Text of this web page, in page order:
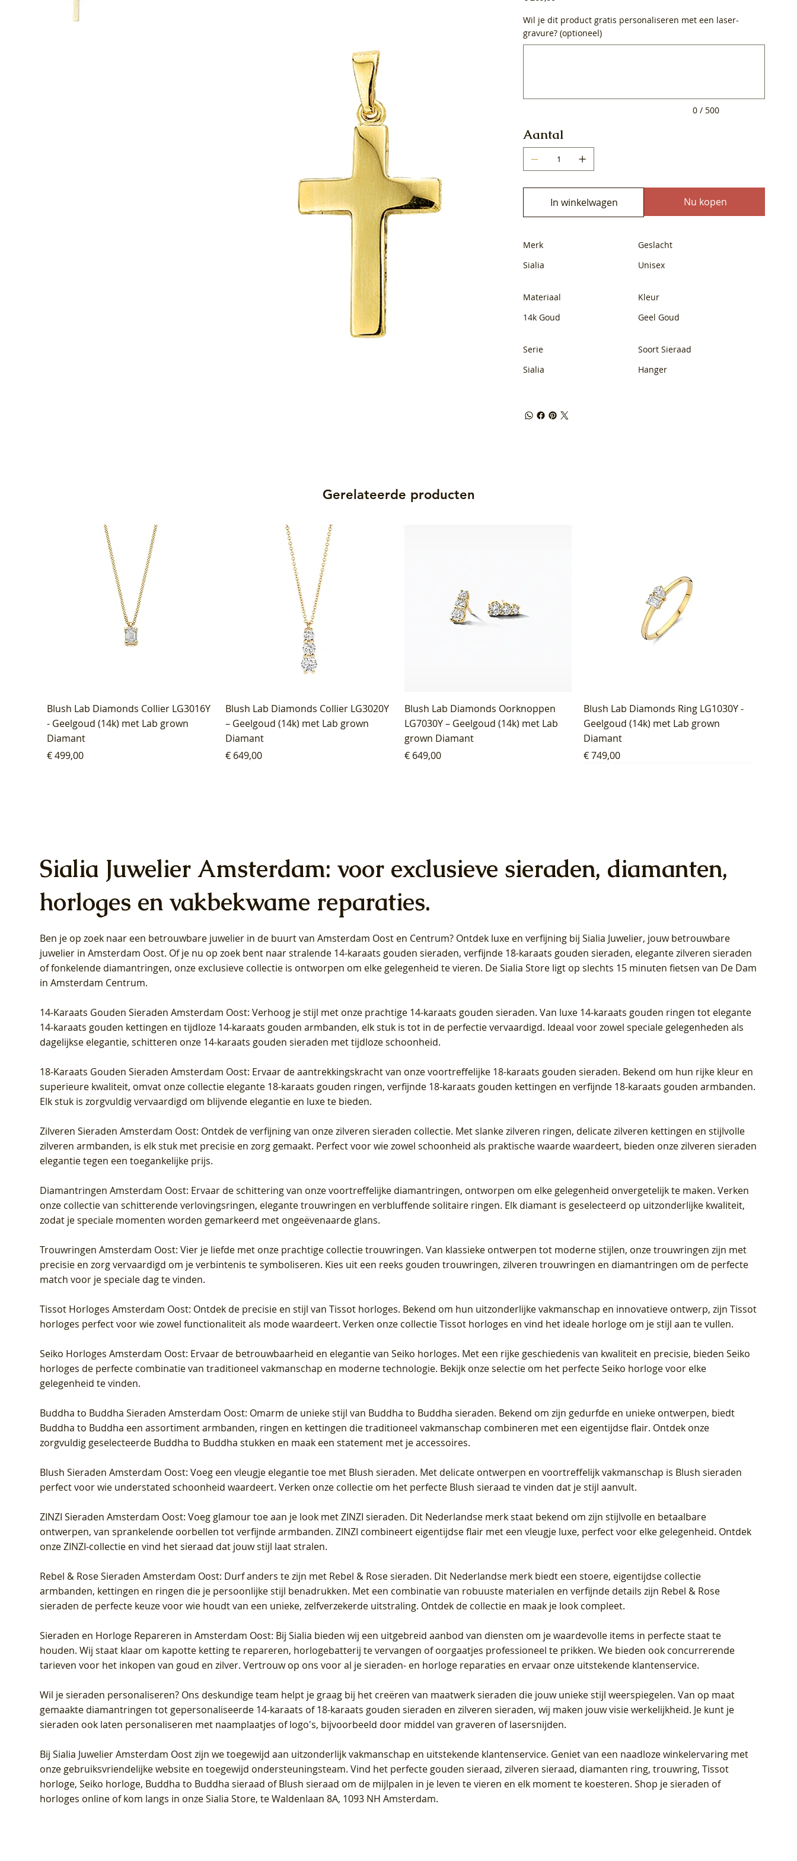
Wil je dit product gratis personaliseren met een laser-
gravure? (optioneel)
0 / 500
Aantal
In winkelwagen Nu kopen
Merk
Sialia
Geslacht
Unisex
Materiaal
14k Goud
Kleur
Geel Goud
Serie
Sialia
Soort Sieraad
Hanger
Gerelateerde producten
Blush Lab Diamonds Collier LG3016Y
- Geelgoud (14k) met Lab grown
Diamant
Prijs
€ 499,00
Blush Lab Diamonds Collier LG3020Y
– Geelgoud (14k) met Lab grown
Diamant
Prijs
€ 649,00
Blush Lab Diamonds Oorknoppen
LG7030Y – Geelgoud (14k) met Lab
grown Diamant
Prijs
€ 649,00
Blush Lab Diamonds Ring LG1030Y -
Geelgoud (14k) met Lab grown
Diamant
Prijs
€ 749,00
Blush Lab Diamonds Oorhangers
LG9006Y/S - Geelgoud (14k) met Lab
grown Diamant
Blush Lab Diamonds Oorhangers
LG9007Y/S - Geelgoud (14k) met Lab
grown Diamant
Blush Lab Diamonds Ring LG1028Y -
Geelgoud (14k) met Lab grown
Diamant
Blush Lab Diamonds Collier LG3014Y
- Geelgoud (14k) met Lab grown
Diamant
Blush Lab Diamonds Collier LG3019Y
– Geelgoud (14k) met Lab grown
Diamant
Blush Lab Diamonds Ring LG1042Y –
Geelgoud (14k) met Lab grown
Diamant
Blush Lab Diamonds Oorknoppen
LG7027Y - Geelgoud (14k) met Lab
grown Diamant
Blush Lab Diamonds Ring LG1029Y -
Geelgoud (14k) met Lab grown
Diamant
Blush Lab Diamonds Ring LG1031Y -
Geelgoud (14k) met Lab grown
Diamant
Blush Lab Diamonds Ring LG1044Y –
Geelgoud (14k) met Lab grown
Diamant
Blush Lab Diamonds Oorknoppen
LG7026Y - Geelgoud (14k) met Lab
grown Diamant
Blush Lab Diamonds Oorknoppen
LG7033Y – Geelgoud (14k) met Lab
grown Diamant
Sialia Juwelier Amsterdam: voor exclusieve sieraden, diamanten,
horloges en vakbekwame reparaties.
Ben je op zoek naar een betrouwbare juwelier in de buurt van Amsterdam Oost en Centrum? Ontdek luxe en verfijning bij Sialia Juwelier, jouw betrouwbare
juwelier in Amsterdam Oost. Of je nu op zoek bent naar stralende 14-karaats gouden sieraden, verfijnde 18-karaats gouden sieraden, elegante zilveren sieraden
of fonkelende diamantringen, onze exclusieve collectie is ontworpen om elke gelegenheid te vieren. De Sialia Store ligt op slechts 15 minuten fietsen van De Dam
in Amsterdam Centrum.
14-Karaats Gouden Sieraden Amsterdam Oost: Verhoog je stijl met onze prachtige 14-karaats gouden sieraden. Van luxe 14-karaats gouden ringen tot elegante
14-karaats gouden kettingen en tijdloze 14-karaats gouden armbanden, elk stuk is tot in de perfectie vervaardigd. Ideaal voor zowel speciale gelegenheden als
dagelijkse elegantie, schitteren onze 14-karaats gouden sieraden met tijdloze schoonheid.
18-Karaats Gouden Sieraden Amsterdam Oost: Ervaar de aantrekkingskracht van onze voortreffelijke 18-karaats gouden sieraden. Bekend om hun rijke kleur en
superieure kwaliteit, omvat onze collectie elegante 18-karaats gouden ringen, verfijnde 18-karaats gouden kettingen en verfijnde 18-karaats gouden armbanden.
Elk stuk is zorgvuldig vervaardigd om blijvende elegantie en luxe te bieden.
Zilveren Sieraden Amsterdam Oost: Ontdek de verfijning van onze zilveren sieraden collectie. Met slanke zilveren ringen, delicate zilveren kettingen en stijlvolle
zilveren armbanden, is elk stuk met precisie en zorg gemaakt. Perfect voor wie zowel schoonheid als praktische waarde waardeert, bieden onze zilveren sieraden
elegantie tegen een toegankelijke prijs.
Diamantringen Amsterdam Oost: Ervaar de schittering van onze voortreffelijke diamantringen, ontworpen om elke gelegenheid onvergetelijk te maken. Verken
onze collectie van schitterende verlovingsringen, elegante trouwringen en verbluffende solitaire ringen. Elk diamant is geselecteerd op uitzonderlijke kwaliteit,
zodat je speciale momenten worden gemarkeerd met ongeëvenaarde glans.
Trouwringen Amsterdam Oost: Vier je liefde met onze prachtige collectie trouwringen. Van klassieke ontwerpen tot moderne stijlen, onze trouwringen zijn met
precisie en zorg vervaardigd om je verbintenis te symboliseren. Kies uit een reeks gouden trouwringen, zilveren trouwringen en diamantringen om de perfecte
match voor je speciale dag te vinden.
Tissot Horloges Amsterdam Oost: Ontdek de precisie en stijl van Tissot horloges. Bekend om hun uitzonderlijke vakmanschap en innovatieve ontwerp, zijn Tissot
horloges perfect voor wie zowel functionaliteit als mode waardeert. Verken onze collectie Tissot horloges en vind het ideale horloge om je stijl aan te vullen.
Seiko Horloges Amsterdam Oost: Ervaar de betrouwbaarheid en elegantie van Seiko horloges. Met een rijke geschiedenis van kwaliteit en precisie, bieden Seiko
horloges de perfecte combinatie van traditioneel vakmanschap en moderne technologie. Bekijk onze selectie om het perfecte Seiko horloge voor elke
gelegenheid te vinden.
Buddha to Buddha Sieraden Amsterdam Oost: Omarm de unieke stijl van Buddha to Buddha sieraden. Bekend om zijn gedurfde en unieke ontwerpen, biedt
Buddha to Buddha een assortiment armbanden, ringen en kettingen die traditioneel vakmanschap combineren met een eigentijdse flair. Ontdek onze
zorgvuldig geselecteerde Buddha to Buddha stukken en maak een statement met je accessoires.
Blush Sieraden Amsterdam Oost: Voeg een vleugje elegantie toe met Blush sieraden. Met delicate ontwerpen en voortreffelijk vakmanschap is Blush sieraden
perfect voor wie understated schoonheid waardeert. Verken onze collectie om het perfecte Blush sieraad te vinden dat je stijl aanvult.
ZINZI Sieraden Amsterdam Oost: Voeg glamour toe aan je look met ZINZI sieraden. Dit Nederlandse merk staat bekend om zijn stijlvolle en betaalbare
ontwerpen, van sprankelende oorbellen tot verfijnde armbanden. ZINZI combineert eigentijdse flair met een vleugje luxe, perfect voor elke gelegenheid. Ontdek
onze ZINZI-collectie en vind het sieraad dat jouw stijl laat stralen.
Rebel & Rose Sieraden Amsterdam Oost: Durf anders te zijn met Rebel & Rose sieraden. Dit Nederlandse merk biedt een stoere, eigentijdse collectie
armbanden, kettingen en ringen die je persoonlijke stijl benadrukken. Met een combinatie van robuuste materialen en verfijnde details zijn Rebel & Rose
sieraden de perfecte keuze voor wie houdt van een unieke, zelfverzekerde uitstraling. Ontdek de collectie en maak je look compleet.
Sieraden en Horloge Repareren in Amsterdam Oost: Bij Sialia bieden wij een uitgebreid aanbod van diensten om je waardevolle items in perfecte staat te
houden. Wij staat klaar om kapotte ketting te repareren, horlogebatterij te vervangen of oorgaatjes professioneel te prikken. We bieden ook concurrerende
tarieven voor het inkopen van goud en zilver. Vertrouw op ons voor al je sieraden- en horloge reparaties en ervaar onze uitstekende klantenservice.
Wil je sieraden personaliseren? Ons deskundige team helpt je graag bij het creëren van maatwerk sieraden die jouw unieke stijl weerspiegelen. Van op maat
gemaakte diamantringen tot gepersonaliseerde 14-karaats of 18-karaats gouden sieraden en zilveren sieraden, wij maken jouw visie werkelijkheid. Je kunt je
sieraden ook laten personaliseren met naamplaatjes of logo's, bijvoorbeeld door middel van graveren of lasersnijden.
BijSialia Juwelier Amsterdam Oostzijn we toegewijd aan uitzonderlijk vakmanschap en uitstekende klantenservice. Geniet van een naadloze winkelervaring met
onze gebruiksvriendelijke website en toegewijd ondersteuningsteam. Vind het perfecte gouden sieraad, zilveren sieraad, diamanten ring, trouwring, Tissot
horloge, Seiko horloge, Buddha to Buddha sieraad of Blush sieraad om de mijlpalen in je leven te vieren en elk moment te koesteren. Shop je sieraden of
horloges online of kom langs in onze Sialia Store, te Waldenlaan 8A, 1093 NH Amsterdam.